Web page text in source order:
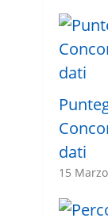
dati
15